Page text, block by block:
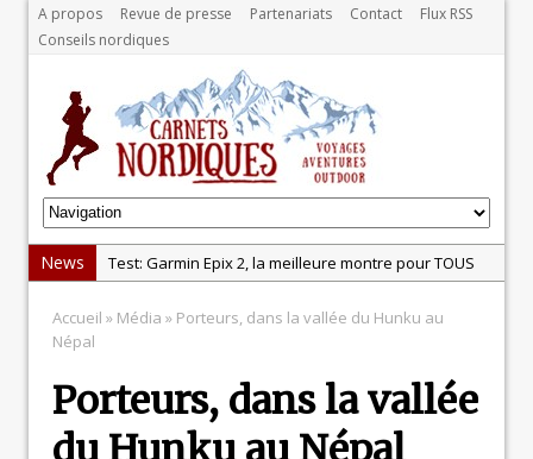
A propos Revue de presse Partenariats Contact
Flux RSS
Conseils nordiques
News
Test: Garmin Epix 2, la meilleure montre pour TOUS
La récupération, un élément clé pour les sportifs
risquée
Test: chaussures Merrell Trail Glove 6
Accueil » Média » Porteurs, dans la vallée du Hunku au
Népal
Porteurs, dans la vallée
du Hunku au Népal